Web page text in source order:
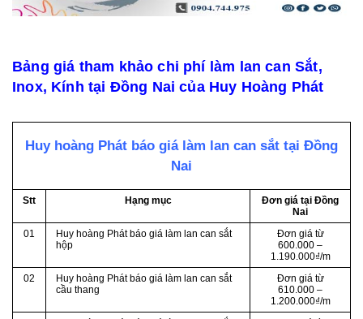
Bảng giá tham khảo chi phí làm lan can Sắt,
Inox, Kính tại Đồng Nai của Huy Hoàng Phát
Huy hoàng Phát báo giá làm lan can sắt tại Đồng
Nai
Stt Hạng mục
Đơn giá tại Đồng
Nai
01
Huy hoàng Phát báo giá làm lan can sắt
hộp
Đơn giá từ
600.000 –
1.190.000₫/m
02
Huy hoàng Phát báo giá làm lan can sắt
cầu thang
Đơn giá từ
610.000 –
1.200.000₫/m